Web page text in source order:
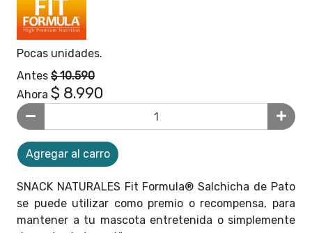
Pocas unidades.
Antes $ 10.590
Ahora $ 8.990
Agregar al carro
SNACK NATURALES Fit Formula® Salchicha de Pato
se puede utilizar como premio o recompensa, para
mantener a tu mascota entretenida o simplemente